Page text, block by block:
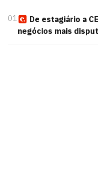
01
De estagiário a
negócios mais